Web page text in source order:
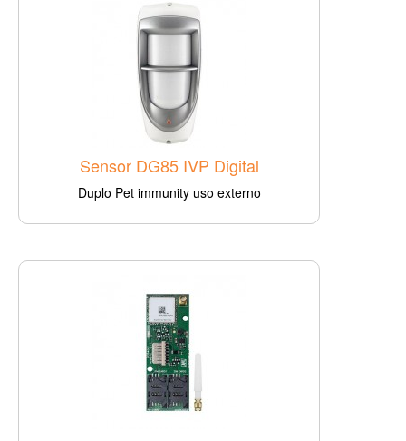
Sensor DG85 IVP Digital
Duplo Pet immunity uso externo